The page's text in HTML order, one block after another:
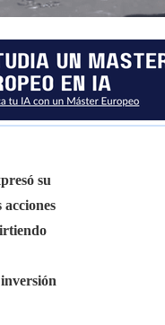
su
acciones